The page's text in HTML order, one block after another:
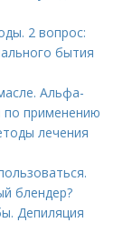
2 вопрос:
бытия
Альфа-
по применению
лечения
блендер?
Депиляция